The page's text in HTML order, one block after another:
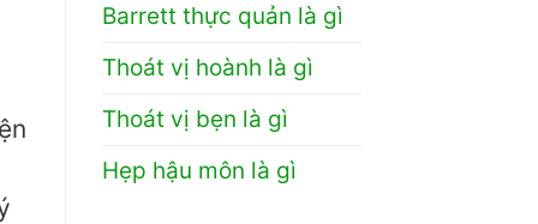
Barrett thực quản là gì
Thoát vị hoành là gì
Thoát vị bẹn là gì
Hẹp hậu môn là gì